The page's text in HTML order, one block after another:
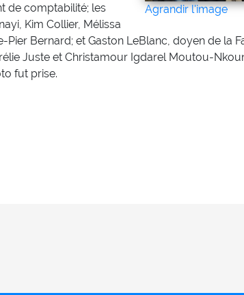
Agrandir l'image
de comptabilité; les
Kim Collier, Mélissa
Pier Bernard; et Gaston LeBlanc, doyen de la
Juste et Christamour Igdarel Moutou-
fut prise.